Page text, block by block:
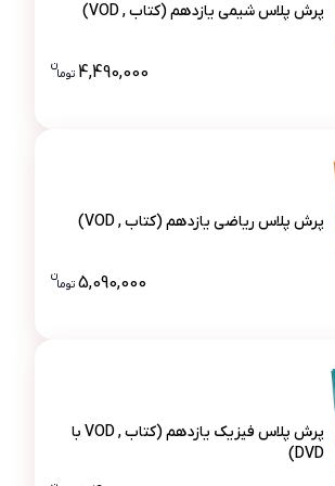
پرش پلاس شیمی یازدهم (کتاب , VOD)
4,490,000 توما
ن
پرش پلاس ریاضی یازدهم (کتاب , VOD)
5,090,000 توما
ن
پرش پلاس فیزیک یازدهم (کتاب , VOD با
DVD)